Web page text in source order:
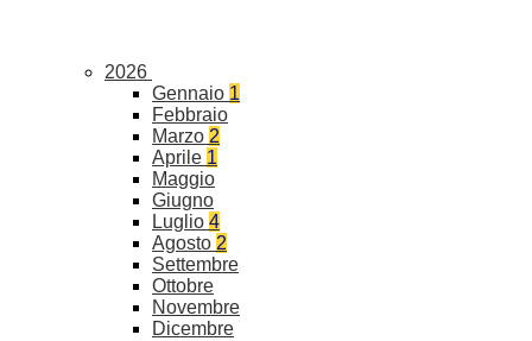
2026
Gennaio 1
Febbraio
Marzo 2
Aprile 1
Maggio
Giugno
Luglio 4
Agosto 2
Settembre
Ottobre
Novembre
Dicembre